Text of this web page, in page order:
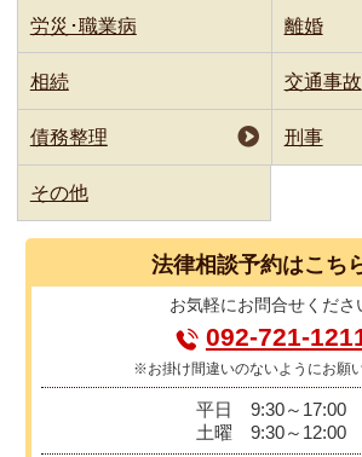
ジ
送
り
労災･職業病 離婚
相続 交通事故
債務整理 刑事
その他
法律相談予約はこち
お気軽にお問合せくださ
092-721-
※お掛け間違いのないようにお願
平日
9:30～17:00
土曜
9:30～12:00